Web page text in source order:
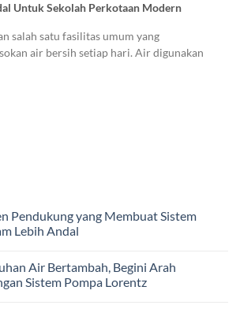
Untuk Sekolah Perkotaan Modern
salah satu fasilitas umum yang
air bersih setiap hari. Air digunakan
Pendukung yang Membuat Sistem
Lebih Andal
Air Bertambah, Begini Arah
Sistem Pompa Lorentz